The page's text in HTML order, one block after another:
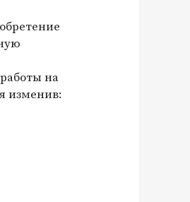
на
изменив: